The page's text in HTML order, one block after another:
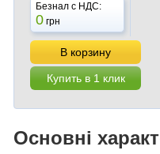
Безнал с НДС:
0 грн
В корзину
Купить в 1 клик
Основні